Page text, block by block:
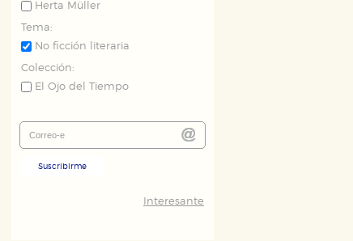
Herta Müller
Tema:
No ficción literaria
Colección:
El Ojo del Tiempo
Suscribirme
Interesante